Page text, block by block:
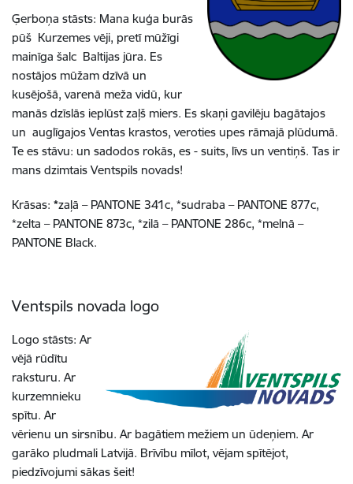
Ģerboņa stāsts: Mana kuģa burās
pūš Kurzemes vēji, pretī mūžīgi
mainīga šalc Baltijas jūra. Es
nostājos mūžam dzīvā un
kusējošā, varenā meža vidū, kur
manās dzīslās ieplūst zaļš miers. Es skaņi gavilēju bagātajos
un auglīgajos Ventas krastos, veroties upes rāmajā plūdumā.
Te es stāvu: un sadodos rokās, es - suits, līvs un ventiņš. Tas ir
mans dzimtais Ventspils novads!
Krāsas: *zaļā – PANTONE 341c, *sudraba – PANTONE 877c,
*zelta – PANTONE 873c, *zilā – PANTONE 286c, *melnā –
PANTONE Black.
Ventspils novada logo
Logo stāsts: Ar
vējā rūdītu
raksturu. Ar
kurzemnieku
spītu. Ar
vērienu un sirsnību. Ar bagātiem mežiem un ūdeņiem. Ar
garāko pludmali Latvijā. Brīvību mīlot, vējam spītējot,
piedzīvojumi sākas šeit!